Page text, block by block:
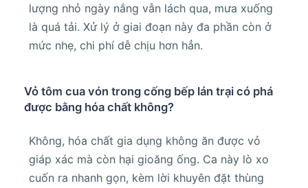
lượng nhỏ ngày nắng vẫn lách qua, mưa xuống
là quá tải. Xử lý ở giai đoạn này đa phần còn ở
mức nhẹ, chi phí dễ chịu hơn hẳn.
Vỏ tôm cua vón trong cống bếp lán trại có phá
được bằng hóa chất không?
Không, hóa chất gia dụng không ăn được vỏ
giáp xác mà còn hại gioăng ống. Ca này lò xo
cuốn ra nhanh gọn, kèm lời khuyên đặt thùng